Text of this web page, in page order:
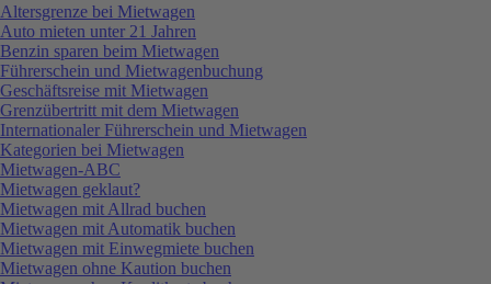
Altersgrenze bei Mietwagen
Auto mieten unter 21 Jahren
Benzin sparen beim Mietwagen
Führerschein und Mietwagenbuchung
Geschäftsreise mit Mietwagen
Grenzübertritt mit dem Mietwagen
Internationaler Führerschein und Mietwagen
Kategorien bei Mietwagen
Mietwagen-ABC
Mietwagen geklaut?
Mietwagen mit Allrad buchen
Mietwagen mit Automatik buchen
Mietwagen mit Einwegmiete buchen
Mietwagen ohne Kaution buchen